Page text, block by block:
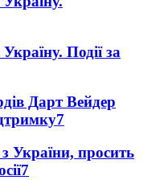
Події за
Дарт Вейдер
7
України, просить
7